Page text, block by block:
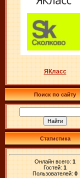
ЯКласс
Поиск по сайту
Статистика
Онлайн всего: 1
Гостей: 1
Пользователей: 0